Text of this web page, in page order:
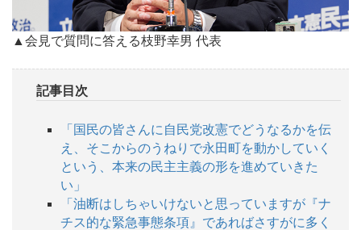
▲会見で質問に答える枝野幸男 代表
記事目次
「国民の皆さんに自民党改憲でどうなるかを伝
え、そこからのうねりで永田町を動かしていく
という、本来の民主主義の形を進めていきた
い」
「油断はしちゃいけないと思っていますが『ナ
チス的な緊急事態条項』であればさすがに多く